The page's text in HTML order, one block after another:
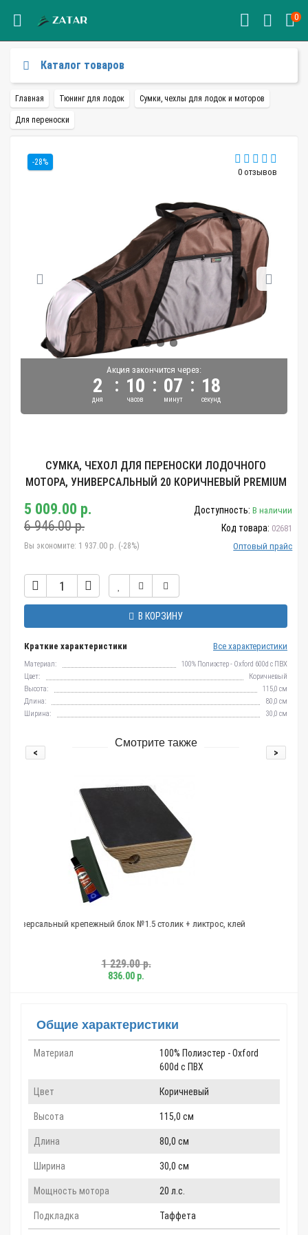
0
Каталог товаров
Главная Тюнинг для лодок Сумки, чехлы для лодок и моторов
Для переноски
-28%
0 отзывов
Акция закончится через:
2
дня
: 10
часов
: 07
минут
: 18
секунд
СУМКА, ЧЕХОЛ ДЛЯ ПЕРЕНОСКИ ЛОДОЧНОГО
МОТОРА, УНИВЕРСАЛЬНЫЙ 20 КОРИЧНЕВЫЙ PREMIUM
5 009.00 р.
6 946.00 р.
Вы экономите: 1 937.00 р. (-28%)
Доступность: В наличии
Код товара: 02681
Оптовый прайс
В КОРЗИНУ
Краткие характеристики Все характеристики
Материал:
100% Полиэстер - Oxford 600d c ПВХ
Цвет:
Коричневый
Высота:
115,0 см
Длина:
80,0 см
Ширина:
30,0 см
Смотрите также
№1.5 столик + ликтрос, клей Профиль 6мм Н-образный 1,5м
< >
Общие характеристики
Материал
100% Полиэстер - Oxford
600d c ПВХ
Цвет Коричневый
Высота 115,0 см
Длина 80,0 см
Ширина 30,0 см
Мощность мотора 20 л.с.
Подкладка Таффета